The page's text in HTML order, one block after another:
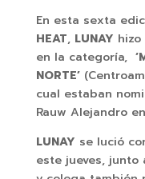
En esta sexta
HEAT, LUNAY
en la categoría, ‘
NORTE’
cual estaban
Rauw Alejandro
LUNAY se lució
este jueves, junto